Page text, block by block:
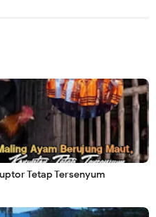
Tetap Tersenyum